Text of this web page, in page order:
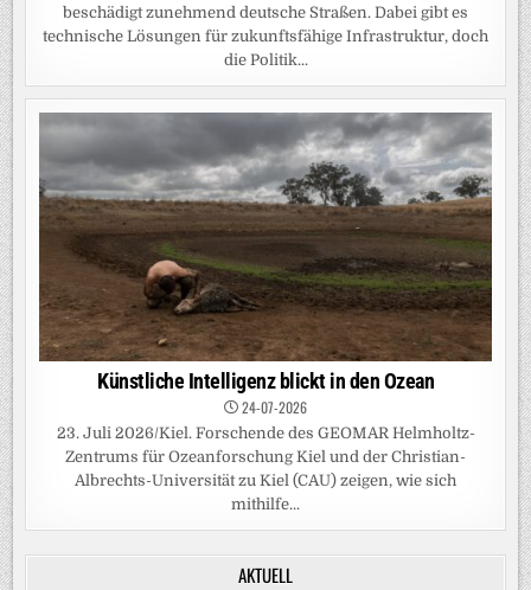
beschädigt zunehmend deutsche Straßen. Dabei gibt es
technische Lösungen für zukunftsfähige Infrastruktur, doch
die Politik...
Künstliche Intelligenz blickt in den Ozean
24-07-2026
23. Juli 2026/Kiel. Forschende des GEOMAR Helmholtz-
Zentrums für Ozeanforschung Kiel und der Christian-
Albrechts-Universität zu Kiel (CAU) zeigen, wie sich
mithilfe...
AKTUELL